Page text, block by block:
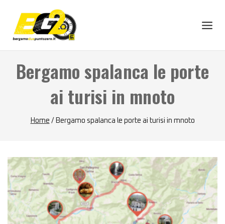
content
Bergamo spalanca le porte
ai turisi in mnoto
Home / Bergamo spalanca le porte ai turisi in mnoto